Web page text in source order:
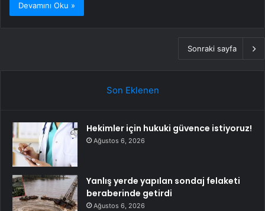
Devamını Oku »
Sonraki sayfa
Son Eklenen
Hekimler için hukuki güvence istiyoruz!
Ağustos 6, 2026
Yanlış yerde yapılan sondaj felaketi
beraberinde getirdi
Ağustos 6, 2026